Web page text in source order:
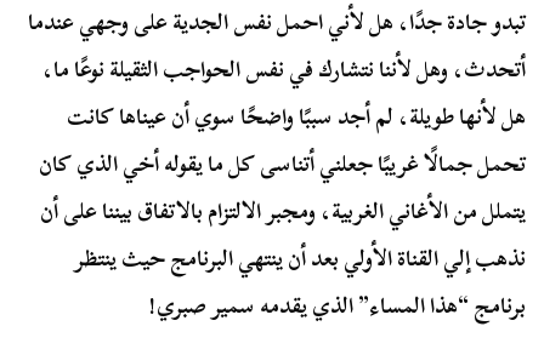
تبدو جادة جدًا، هل لأني احمل نفس الجدية على وجهي عندما
أتحدث، وهل لأننا نتشارك في نفس الحواجب الثقيلة نوعًا ما،
هل لأنها طويلة، لم أجد سببًا واضحًا سوي أن عيناها كانت
تحمل جمالًا غريبًا جعلني أتناسى كل ما يقوله أخي الذي كان
يتملل من الأغاني الغربية، ومجبر الالتزام بالاتفاق بيننا على أن
نذهب إلي القناة الأولي بعد أن ينتهي البرنامج حيث ينتظر
برنامج “هذا المساء” الذي يقدمه سمير صبري!